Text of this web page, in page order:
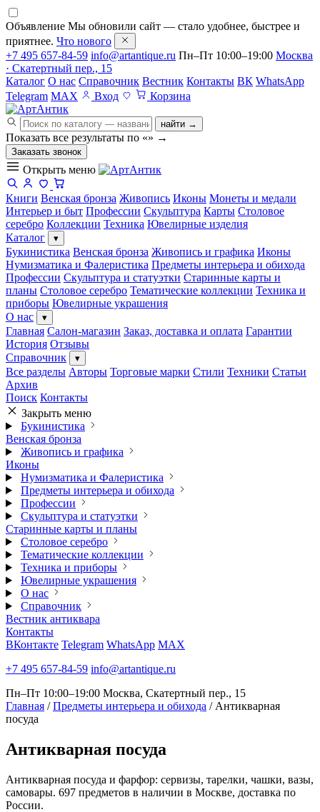
Объявление Мы обновили сайт — стало удобнее, быстрее и
приятнее. Что нового
+7 495 657-84-59 info@artantique.ru Пн–Пт 10:00–19:00 Москва
· Скатертный пер., 15
Каталог О нас Справочник Вестник Контакты ВК WhatsApp
Telegram MAX Вход Корзина
найти →
Показать все результаты по «» →
Заказать звонок
Открыть меню
Книги Венская бронза Живопись Иконы Монеты и медали
Интерьер и быт Профессии Скульптура Карты Столовое
серебро Коллекции Техника Ювелирные изделия
Каталог
▾
Букинистика Венская бронза Живопись и графика Иконы
Нумизматика и Фалеристика Предметы интерьера и обихода
Профессии Скульптура и статуэтки Старинные карты и
планы Столовое серебро Тематические коллекции Техника и
приборы Ювелирные украшения
О нас
▾
Главная Салон-магазин Заказ, доставка и оплата Гарантии
История Отзывы
Справочник
▾
Все разделы Авторы Торговые марки Стили Техники Статьи
Архив
Поиск Контакты
Закрыть меню
Букинистика
Венская бронза
Живопись и графика
Иконы
Нумизматика и Фалеристика
Предметы интерьера и обихода
Профессии
Скульптура и статуэтки
Старинные карты и планы
Столовое серебро
Тематические коллекции
Техника и приборы
Ювелирные украшения
О нас
Справочник
Вестник антиквара
Контакты
ВКонтакте Telegram WhatsApp MAX
+7 495 657-84-59 info@artantique.ru
Пн–Пт 10:00–19:00 Москва, Скатертный пер., 15
Главная / Предметы интерьера и обихода / Антикварная
посуда
Антикварная посуда
Антикварная посуда и фарфор: сервизы, тарелки, чашки, вазы,
самовары. 697 предметов в наличии в Москве, доставка по
России.